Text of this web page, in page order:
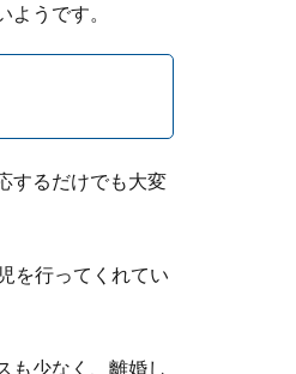
ですが、意外と忘れが
うです。
するだけでも大変
を行ってくれてい
も少なく、離婚し